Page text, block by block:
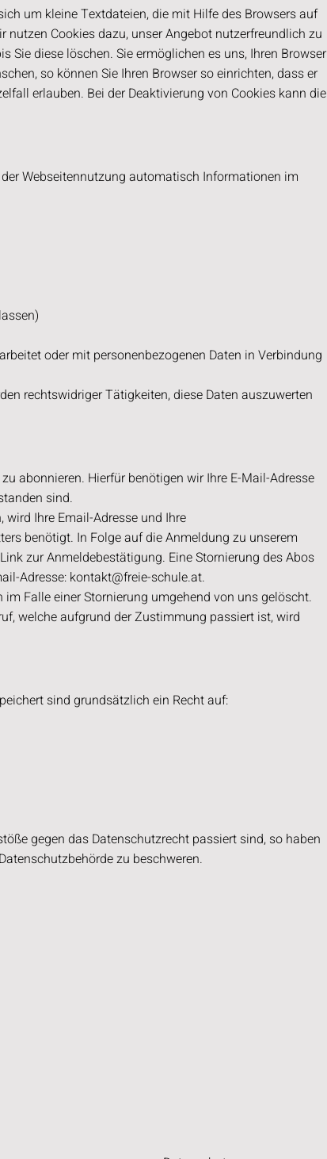
um kleine Textdateien, die mit Hilfe des Browsers auf
nutzen Cookies dazu, unser Angebot nutzerfreundlich zu
Sie diese löschen. Sie ermöglichen es uns, Ihren Browser
so können Sie Ihren Browser so einrichten, dass er
erlauben. Bei der Deaktivierung von Cookies kann die
Webseitennutzung automatisch Informationen im
oder mit personenbezogenen Daten in Verbindung
rechtswidriger Tätigkeiten, diese Daten auszuwerten
abonnieren. Hierfür benötigen wir Ihre E-Mail-Adresse
sind.
Ihre Email-Adresse und Ihre
benötigt. In Folge auf die Anmeldung zu unserem
zur Anmeldebestätigung. Eine Stornierung des Abos
Adresse: kontakt@freie-schule.at.
Falle einer Stornierung umgehend von uns gelöscht.
welche aufgrund der Zustimmung passiert ist, wird
sind grundsätzlich ein Recht auf:
gegen das Datenschutzrecht passiert sind, so haben
zu beschweren.